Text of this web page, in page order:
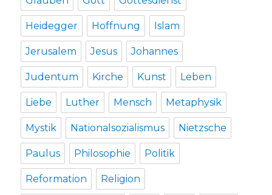
Heidegger Hoffnung Islam
Jerusalem Jesus Johannes
Judentum Kirche Kunst Leben
Liebe Luther Mensch Metaphysik
Mystik Nationalsozialismus Nietzsche
Paulus Philosophie Politik
Reformation Religion